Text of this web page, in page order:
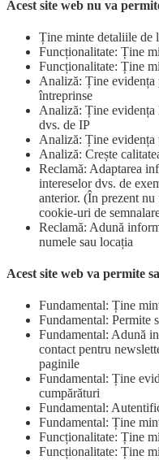
Acest site web nu va
Ține minte detaliile de
Funcționalitate: Ține
Funcționalitate: Ține
Analiză: Ține
întreprinse
Analiză: Ține evidența
dvs. de IP
Analiză: Ține evidența
Analiză: Crește
Reclamă: Adaptarea
intereselor dvs. de
anterior. (În prezent
cookie-uri de
Reclamă: Adună
numele sau locația
Acest site web va permite
Fundamental: Ține
Fundamental: Permite
Fundamental: Adună
contact pentru
paginile
Fundamental: Ține
cumpărături
Fundamental:
Fundamental: Ține
Funcționalitate: Ține
Funcționalitate: Ține